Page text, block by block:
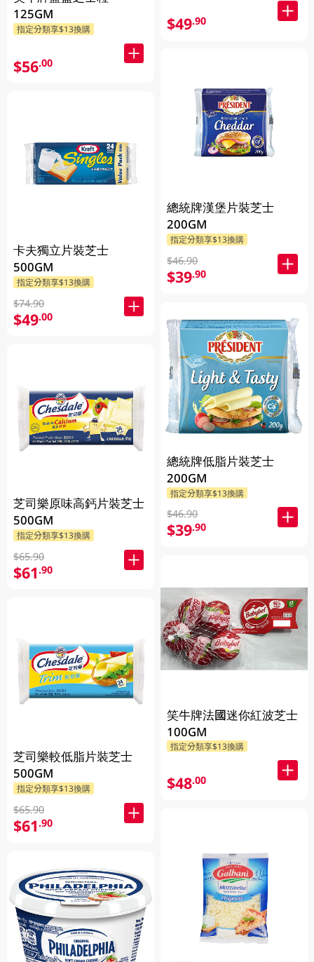
125GM
指定分類享$13換購
$56.00
卡夫獨立片裝芝士
500GM
指定分類享$13換購
$74.90
$49.00
芝司樂原味高鈣片裝芝士
500GM
指定分類享$13換購
$65.90
$61.90
芝司樂較低脂片裝芝士
500GM
指定分類享$13換購
$65.90
$61.90
$49.90
總統牌漢堡片裝芝士
200GM
指定分類享$13換購
$46.90
$39.90
總統牌低脂片裝芝士
200GM
指定分類享$13換購
$46.90
$39.90
笑牛牌法國迷你紅波芝士
100GM
指定分類享$13換購
$48.00